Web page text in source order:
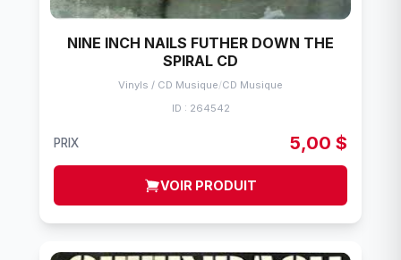
NINE INCH NAILS FUTHER DOWN THE
SPIRAL CD
Vinyls / CD Musique/CD Musique
ID : 264542
PRIX 5,00 $
VOIR PRODUIT